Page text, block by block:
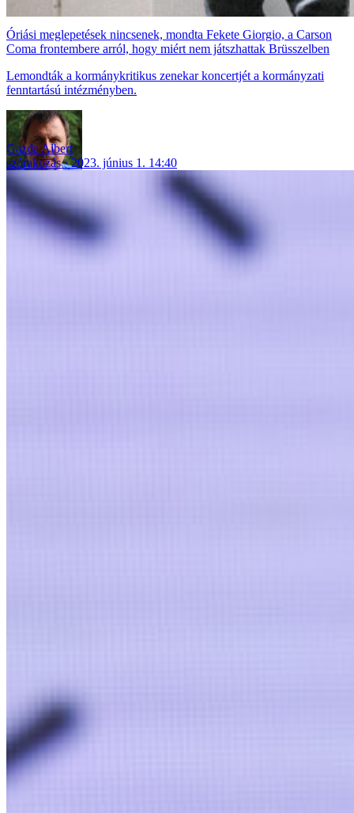
Óriási meglepetések nincsenek, mondta Fekete Giorgio, a Carson
Coma frontembere arról, hogy miért nem játszhattak Brüsszelben
Lemondták a kormánykritikus zenekar koncertjét a kormányzati
fenntartású intézményben.
Gazda Albert
szórakozás
2023. június 1. 14:40